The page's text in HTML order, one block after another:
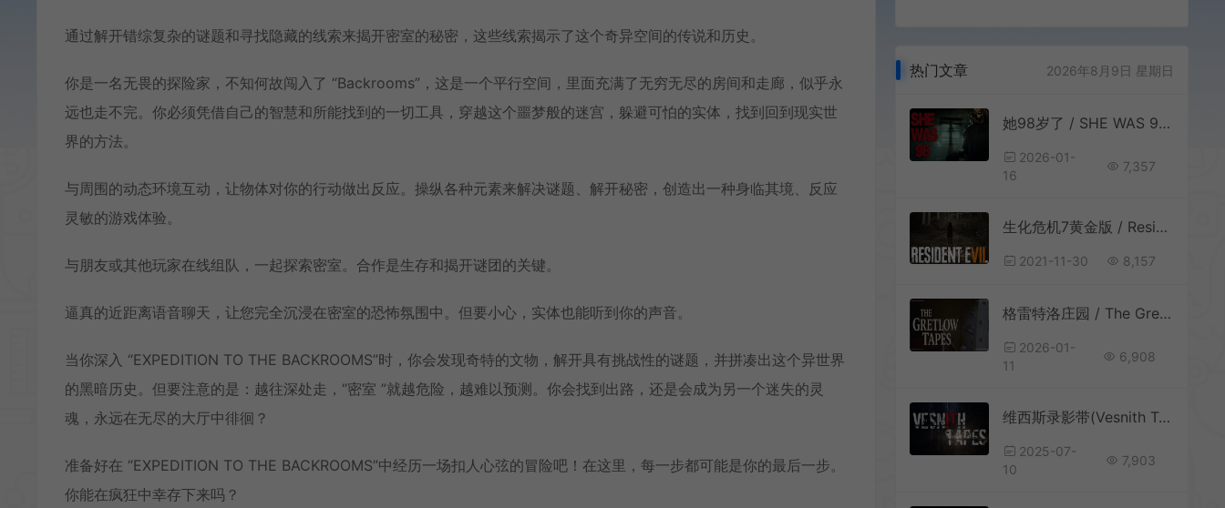
通过解开错综复杂的谜题和寻找隐藏的线索来揭开密室的秘密，这些线索揭示了这个奇异空间的传说和历史。
你是一名无畏的探险家，不知何故闯入了 “Backrooms”，这是一个平行空间，里面充满了无穷无尽的房间和走廊，似乎永
远也走不完。你必须凭借自己的智慧和所能找到的一切工具，穿越这个噩梦般的迷宫，躲避可怕的实体，找到回到现实世
界的方法。
与周围的动态环境互动，让物体对你的行动做出反应。操纵各种元素来解决谜题、解开秘密，创造出一种身临其境、反应
灵敏的游戏体验。
与朋友或其他玩家在线组队，一起探索密室。合作是生存和揭开谜团的关键。
逼真的近距离语音聊天，让您完全沉浸在密室的恐怖氛围中。但要小心，实体也能听到你的声音。
当你深入 “EXPEDITION TO THE BACKROOMS”时，你会发现奇特的文物，解开具有挑战性的谜题，并拼凑出这个异世界
的黑暗历史。但要注意的是：越往深处走，“密室 ”就越危险，越难以预测。你会找到出路，还是会成为另一个迷失的灵
魂，永远在无尽的大厅中徘徊？
准备好在 “EXPEDITION TO THE BACKROOMS”中经历一场扣人心弦的冒险吧！在这里，每一步都可能是你的最后一步。
你能在疯狂中幸存下来吗？
热门文章 2026年8月9日 星期日
她98岁了 / SHE WAS 98 第一人称心理恐怖游戏
2026-01-
16
7,357
生化危机7黄金版 / Resident Evil 7 Biohazard Gold Edition 第一人称恐怖解谜游戏
2021-11-30 8,157
格雷特洛庄园 / The Gretlow Tapes 第一人称恐怖游戏
2026-01-
11
6,908
维西斯录影带(Vesnith Tapes)多结局心理恐怖游戏|下载
2025-07-
10
7,903